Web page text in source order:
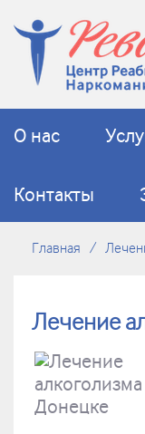
О нас
Контакты
Главная
Лечение